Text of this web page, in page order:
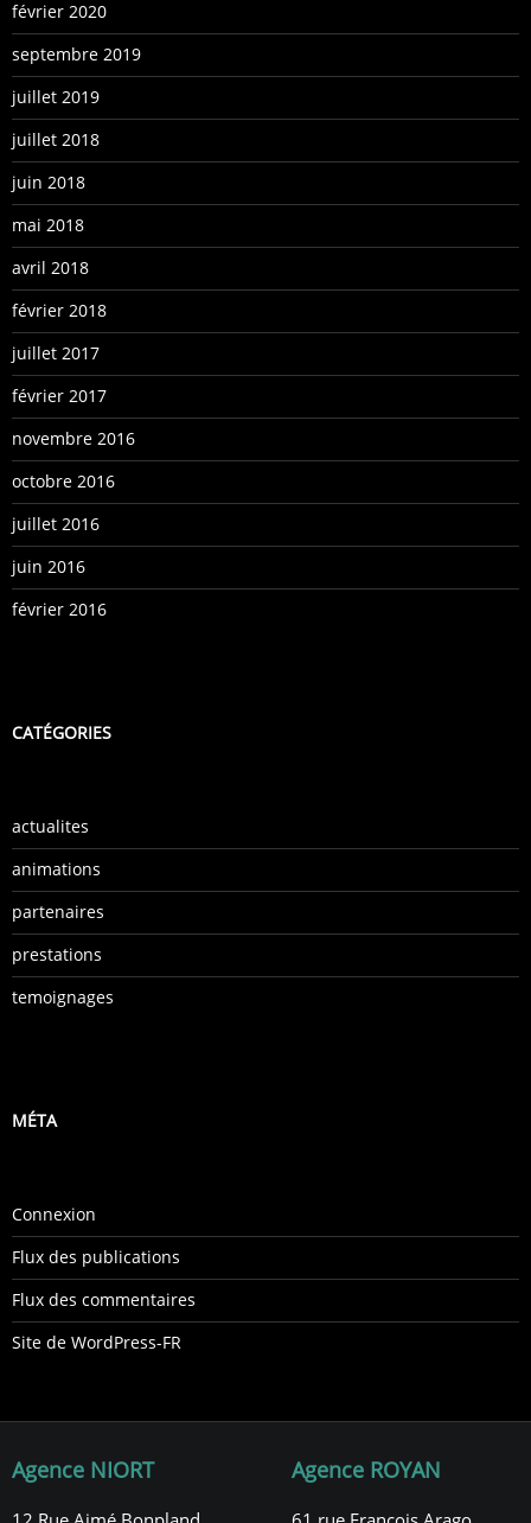
février 2020
septembre 2019
juillet 2019
juillet 2018
juin 2018
mai 2018
avril 2018
février 2018
juillet 2017
février 2017
novembre 2016
octobre 2016
juillet 2016
juin 2016
février 2016
CATÉGORIES
actualites
animations
partenaires
prestations
temoignages
MÉTA
Connexion
Flux des publications
Flux des commentaires
Site de WordPress-FR
Agence NIORT Agence ROYAN